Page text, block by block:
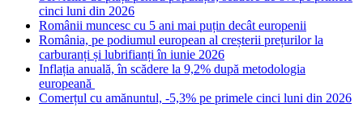
cinci luni din 2026
Românii muncesc cu 5 ani mai puțin decât europenii
România, pe podiumul european al creșterii prețurilor la
carburanți și lubrifianți în iunie 2026
Inflația anuală, în scădere la 9,2% după metodologia
europeană
Comerțul cu amănuntul, -5,3% pe primele cinci luni din 2026